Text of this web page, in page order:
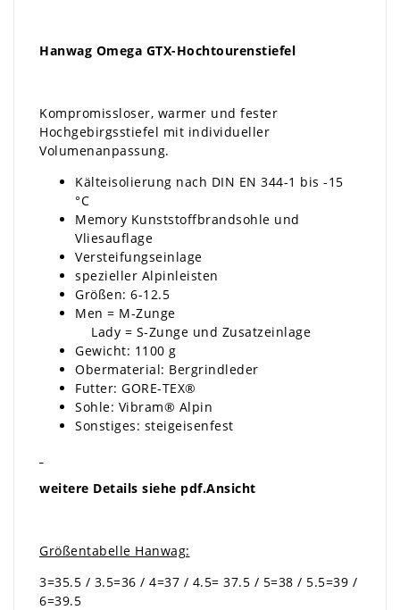
Hanwag Omega GTX-Hochtourenstiefel
Kompromissloser, warmer und fester
Hochgebirgsstiefel mit individueller
Volumenanpassung.
Kälteisolierung nach DIN EN 344-1 bis -15
°C
Memory Kunststoffbrandsohle und
Vliesauflage
Versteifungseinlage
spezieller Alpinleisten
Größen: 6-12.5
Men = M-Zunge
Lady = S-Zunge und Zusatzeinlage
Gewicht: 1100 g
Obermaterial: Bergrindleder
Futter: GORE-TEX®
Sohle: Vibram® Alpin
Sonstiges: steigeisenfest
weitere Details siehe pdf.Ansicht
Größentabelle Hanwag:
3=35.5 / 3.5=36 / 4=37 / 4.5= 37.5 / 5=38 / 5.5=39 /
6=39.5